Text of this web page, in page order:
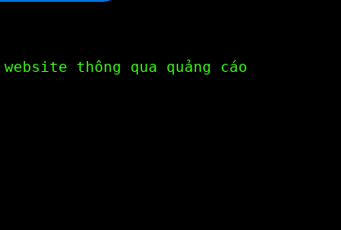
thông qua quảng cáo